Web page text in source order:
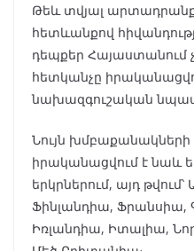
Թեև տվյալ
հետևանքով
դեպքեր Հայաստանում
հետկանչը
նախազգուշական
Նույն
իրականացվում է նաև
երկրներում, այդ
Ֆինլանդիա, Ֆրանսիա,
Իռլանդիա, Իտալիա,